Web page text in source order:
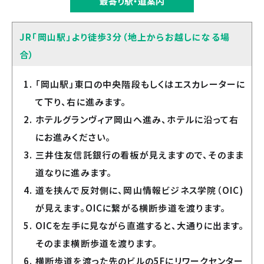
JR「岡山駅」より徒歩3分（地上からお越しになる場
合）
「岡山駅」東口の中央階段もしくはエスカレーターに
て下り、右に進みます。
ホテルグランヴィア岡山へ進み、ホテルに沿って右
にお進みください。
三井住友信託銀行の看板が見えますので、そのまま
道なりに進みます。
道を挟んで反対側に、岡山情報ビジネス学院（OIC)
が見えます。OICに繋がる横断歩道を渡ります。
OICを左手に見ながら直進すると、大通りに出ます。
そのまま横断歩道を渡ります。
横断歩道を渡った先のビルの5Fにリワークセンター